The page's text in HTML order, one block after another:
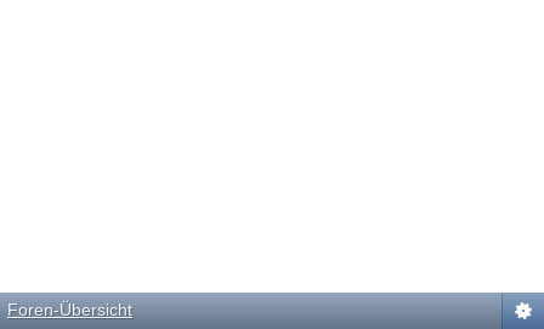
Foren-Übersicht